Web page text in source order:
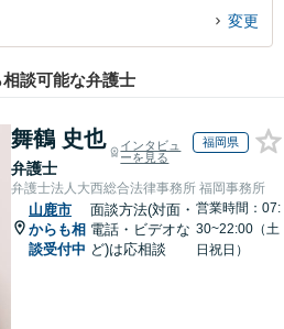
変更
談可能な弁護士
舞鶴 史也
弁護士
インタビュ
ーを見る
福岡県
弁護士法人大西総合法律事務所 福岡事務所
山鹿市
からも相
談受付中
面談方法(対面・
電話・ビデオな
ど)は応相談
営業時間：07:
30~22:00（土
日祝日）